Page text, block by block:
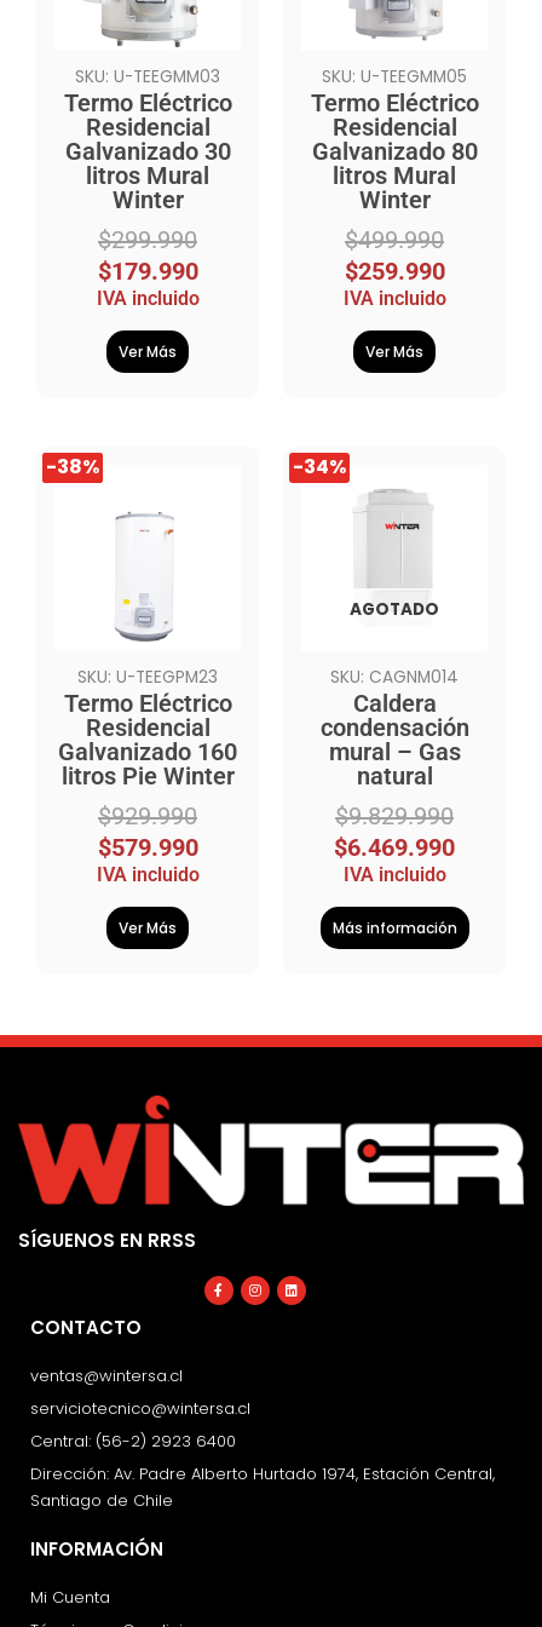
SKU: U-TEEGMM03
Termo Eléctrico
Residencial
Galvanizado 30
litros Mural
Winter
$299.990
$179.990
IVA incluido
Ver Más
SKU: U-TEEGMM05
Termo Eléctrico
Residencial
Galvanizado 80
litros Mural
Winter
$499.990
$259.990
IVA incluido
Ver Más
-38%
-38%
SKU: U-TEEGPM23
Termo Eléctrico
Residencial
Galvanizado 160
litros Pie Winter
$929.990
El
precio
original
$929.990.
$579.990
El
precio
actual
$579.990.
IVA incluido
Ver Más
-34%
AGOTADO
SKU: CAGNM014
Caldera
condensación
mural – Gas
natural
$9.829.990
El
precio
$9.829.990.
$6.469.990
El
precio
$6.469.990.
IVA incluido
Más información
SÍGUENOS EN RRSS
Facebook-
f
Instagram
Linkedin
CONTACTO
ventas@wintersa.cl
serviciotecnico@wintersa.cl
Central: (56-2) 2923 6400
Dirección: Av. Padre Alberto Hurtado 1974, Estación Central,
Santiago de Chile
INFORMACIÓN
Mi Cuenta